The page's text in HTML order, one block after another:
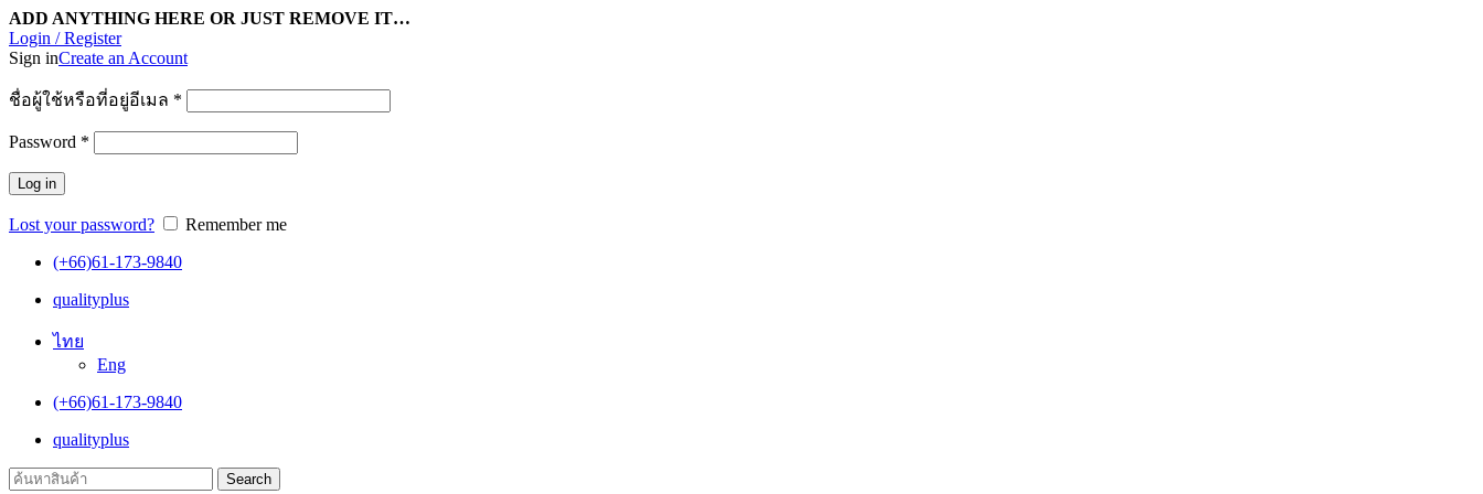
ADD ANYTHING HERE OR JUST REMOVE IT…
Login / Register
Sign inCreate an Account
ชื่อผู้ใช้หรือที่อยู่อีเมล *
Password *
Log in
Lost your password?
Remember me
(+66)61-173-9840
qualityplus
ไทย
Eng
(+66)61-173-9840
qualityplus
Search